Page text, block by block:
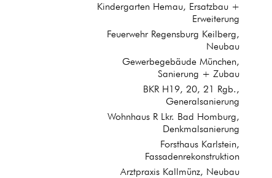
Kindergarten Hemau, Ersatzbau +
Erweiterung
Feuerwehr Regensburg Keilberg,
Neubau
Gewerbegebäude München,
Sanierung + Zubau
BKR H19, 20, 21 Rgb.,
Generalsanierung
Wohnhaus R Lkr. Bad Homburg,
Denkmalsanierung
Forsthaus Karlstein,
Fassadenrekonstruktion
Arztpraxis Kallmünz, Neubau